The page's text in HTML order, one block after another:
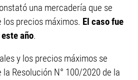
una mercadería que se
precios máximos. El caso fue
año.
y los precios máximos se
Resolución N° 100/2020 de la